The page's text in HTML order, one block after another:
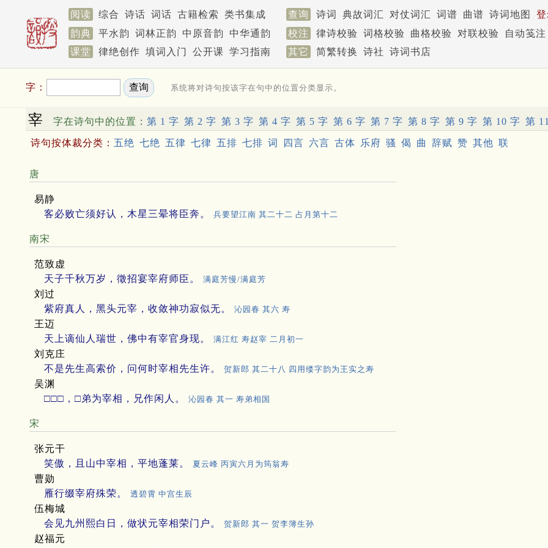
阅读 综合 诗话 词话 古籍检索 类书集成 查询 诗词 典故词汇 对仗词汇 词谱 曲谱 诗词地图
韵典
平水韵 词林正韵 中原音韵 中华通韵 校注 律诗校验 词格校验 曲格校验 对联校验
自动笺注
课堂
律绝创作 填词入门 公开课 学习指南 其它 简繁转换 诗社 诗词书店
字： 系统将对诗句按该字在句中的位置分类显示。
宰 字在诗句中的位置： 第 1 字 第 2 字 第 3 字 第 4 字 第 5 字 第 6 字 第 7 字 第 8 字 第 9 字 第 10 字 第
诗句按体裁分类： 五绝 七绝 五律 七律 五排 七排 词 四言 六言 古体 乐府 骚 偈 曲 辞赋 赞 其他 联
唐
易静
客必败亡须好认，木星三晕将臣奔。
兵要望江南 其二十二 占月第十二
南宋
范致虚
天子千秋万岁，徵招宴宰府师臣。
满庭芳慢/满庭芳
刘过
紫府真人，黑头元宰，收敛神功寂似无。
沁园春 其六 寿
王迈
天上谪仙人瑞世，佛中有宰官身现。
满江红 寿赵宰 二月初一
刘克庄
不是先生高索价，问何时宰相先生许。
贺新郎 其二十八 四用缕字韵为王实之寿
吴渊
□□□，□弟为宰相，兄作闲人。
沁园春 其一 寿弟相国
宋
张元干
笑傲，且山中宰相，平地蓬莱。
夏云峰 丙寅六月为筠翁寿
曹勋
雁行缀宰府殊荣。
透碧霄 中宫生辰
伍梅城
会见九州熙白日，做状元宰相荣门户。
贺新郎 其一 贺李簿生孙
赵福元